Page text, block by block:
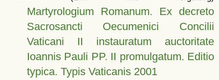
Martyrologium Romanum. Ex decreto
Sacrosancti Oecumenici Concilii
Vaticani II instauratum auctoritate
Ioannis Pauli PP. II promulgatum. Editio
typica. Typis Vaticanis 2001